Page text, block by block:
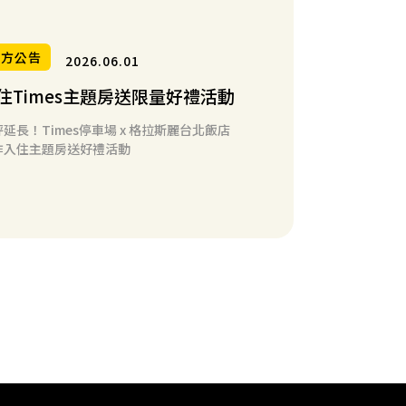
公告 2026.06.01
Times主題房送限量好禮活動
延長！Times停車場 x 格拉斯麗台北飯店
入住主題房送好禮活動